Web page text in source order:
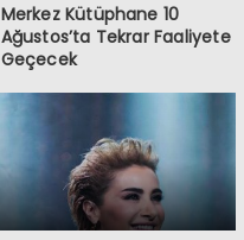
Merkez Kütüphane 10
Ağustos’ta Tekrar Faaliyete
Geçecek